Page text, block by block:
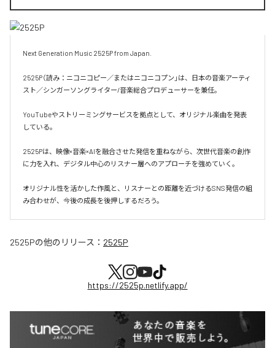
Next Generation Music 2525P from Japan.
2525P（読み：ニコニコピー／またはニコニコプン」は、日本の音楽アーティ
スト／シンガーソングライター/音楽総合プロデューサーを兼任。
YouTubeやストリーミングサービスを拠点として、オリジナル楽曲を発表
している。
2525Pは、映像×音楽×AIを融合させた発信を重ねながら、次世代音楽の創作
に力を入れ、デジタル中心のリスナー層へのアプローチを強めていく。
オリジナル性を活かした作風と、リスナーとの距離を近づけるSNS発信の組
み合わせが、今後の成長を後押しするだろう。
2525Pの他のリリース： 2525P
https://2525p.netlify.app/